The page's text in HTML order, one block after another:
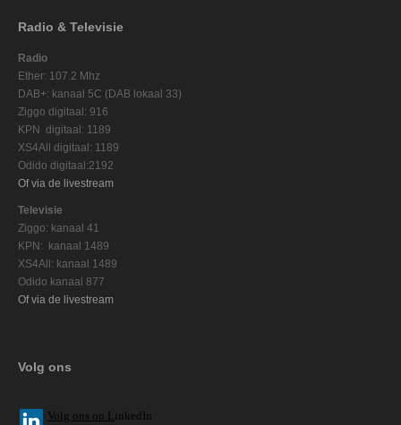
Radio & Televisie
Radio
Ether: 107.2 Mhz
DAB+: kanaal 5C (DAB lokaal 33)
Ziggo digitaal: 916
KPN digitaal: 1189
XS4All digitaal: 1189
Odido digitaal:2192
Of via de livestream
Televisie
Ziggo: kanaal 41
KPN: kanaal 1489
XS4All: kanaal 1489
Odido kanaal 877
Of via de livestream
Volg ons
Volg ons op L inkedIn